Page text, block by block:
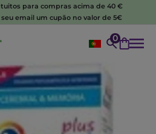
para compras acima de 40 €
email um cupão no valor de 5€
0